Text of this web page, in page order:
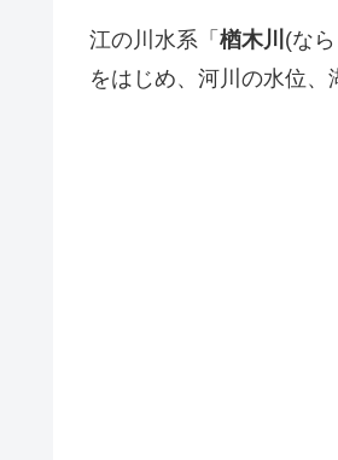
江の川水系「 楢木川 (な
をはじめ、河川の水位、